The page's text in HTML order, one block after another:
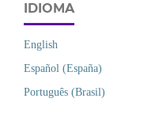
IDIOMA
English
Español (España)
Português (Brasil)